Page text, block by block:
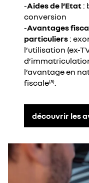
-Aides de l’Etat :
conversion
-Avantages
particuliers :
l’utilisation (ex-
l’avantage en
fiscale(3).
découvrir les